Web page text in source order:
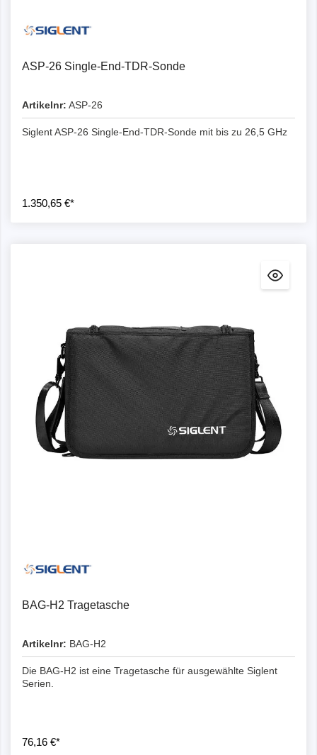
ASP-26 Single-End-TDR-Sonde
Artikelnr: ASP-26
Siglent ASP-26 Single-End-TDR-Sonde mit bis zu 26,5 GHz
1.350,65 €*
BAG-H2 Tragetasche
Artikelnr: BAG-H2
Die BAG-H2 ist eine Tragetasche für ausgewählte Siglent
Serien.
76,16 €*